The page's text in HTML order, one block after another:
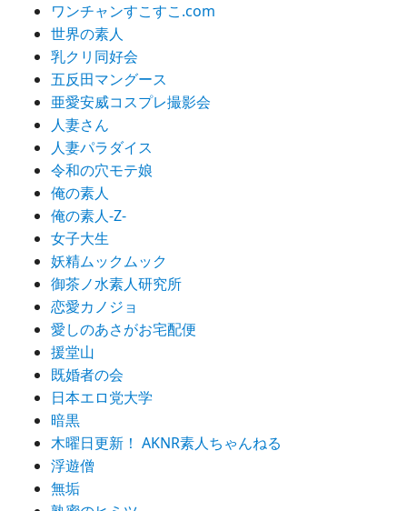
ワンチャンすこすこ.com
世界の素人
乳クリ同好会
五反田マングース
亜愛安威コスプレ撮影会
人妻さん
人妻パラダイス
令和の穴モテ娘
俺の素人
俺の素人-Z-
女子大生
妖精ムックムック
御茶ノ水素人研究所
恋愛カノジョ
愛しのあさがお宅配便
援堂山
既婚者の会
日本エロ党大学
暗黒
木曜日更新！ AKNR素人ちゃんねる
浮遊僧
無垢